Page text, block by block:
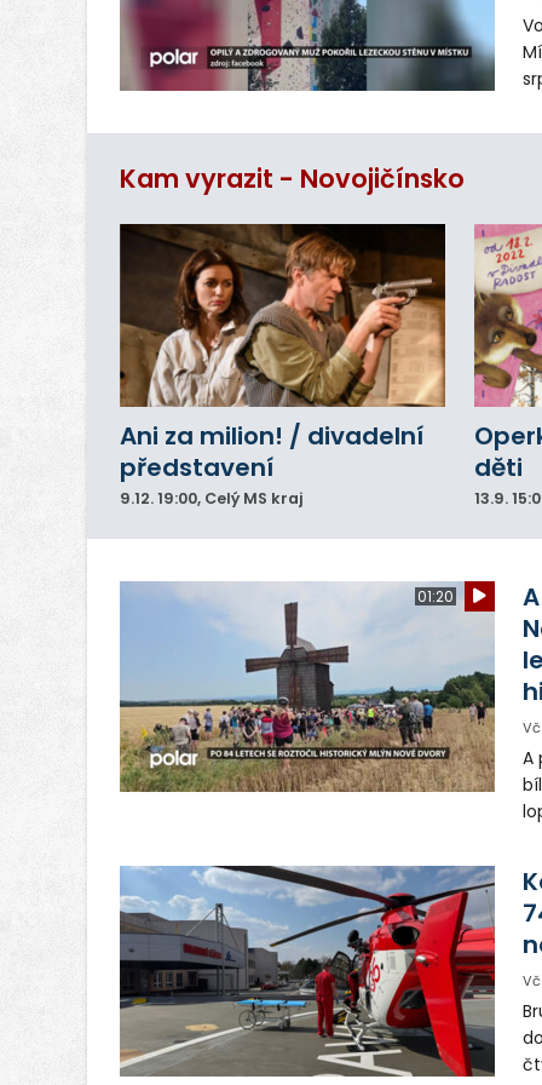
Kam vyrazit - Novojičínsko
Ani za milion! / divadelní
představení
9.12.19:00, Celý MS kraj
děti
13.9.
01:20
A